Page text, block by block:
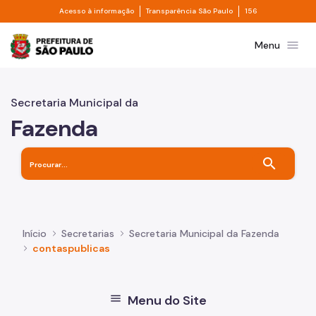
Pular para o Conteúdo principal
Acesso à informação Divisor de acesso à informação
Transparência São Paulo Divisor de
156
Prefeitura de São PauloMenu menu
Secretaria Municipal da
Fazenda
search
Início Secretarias
Secretaria Municipal da Fazenda
contaspublicas
menu Menu do Site